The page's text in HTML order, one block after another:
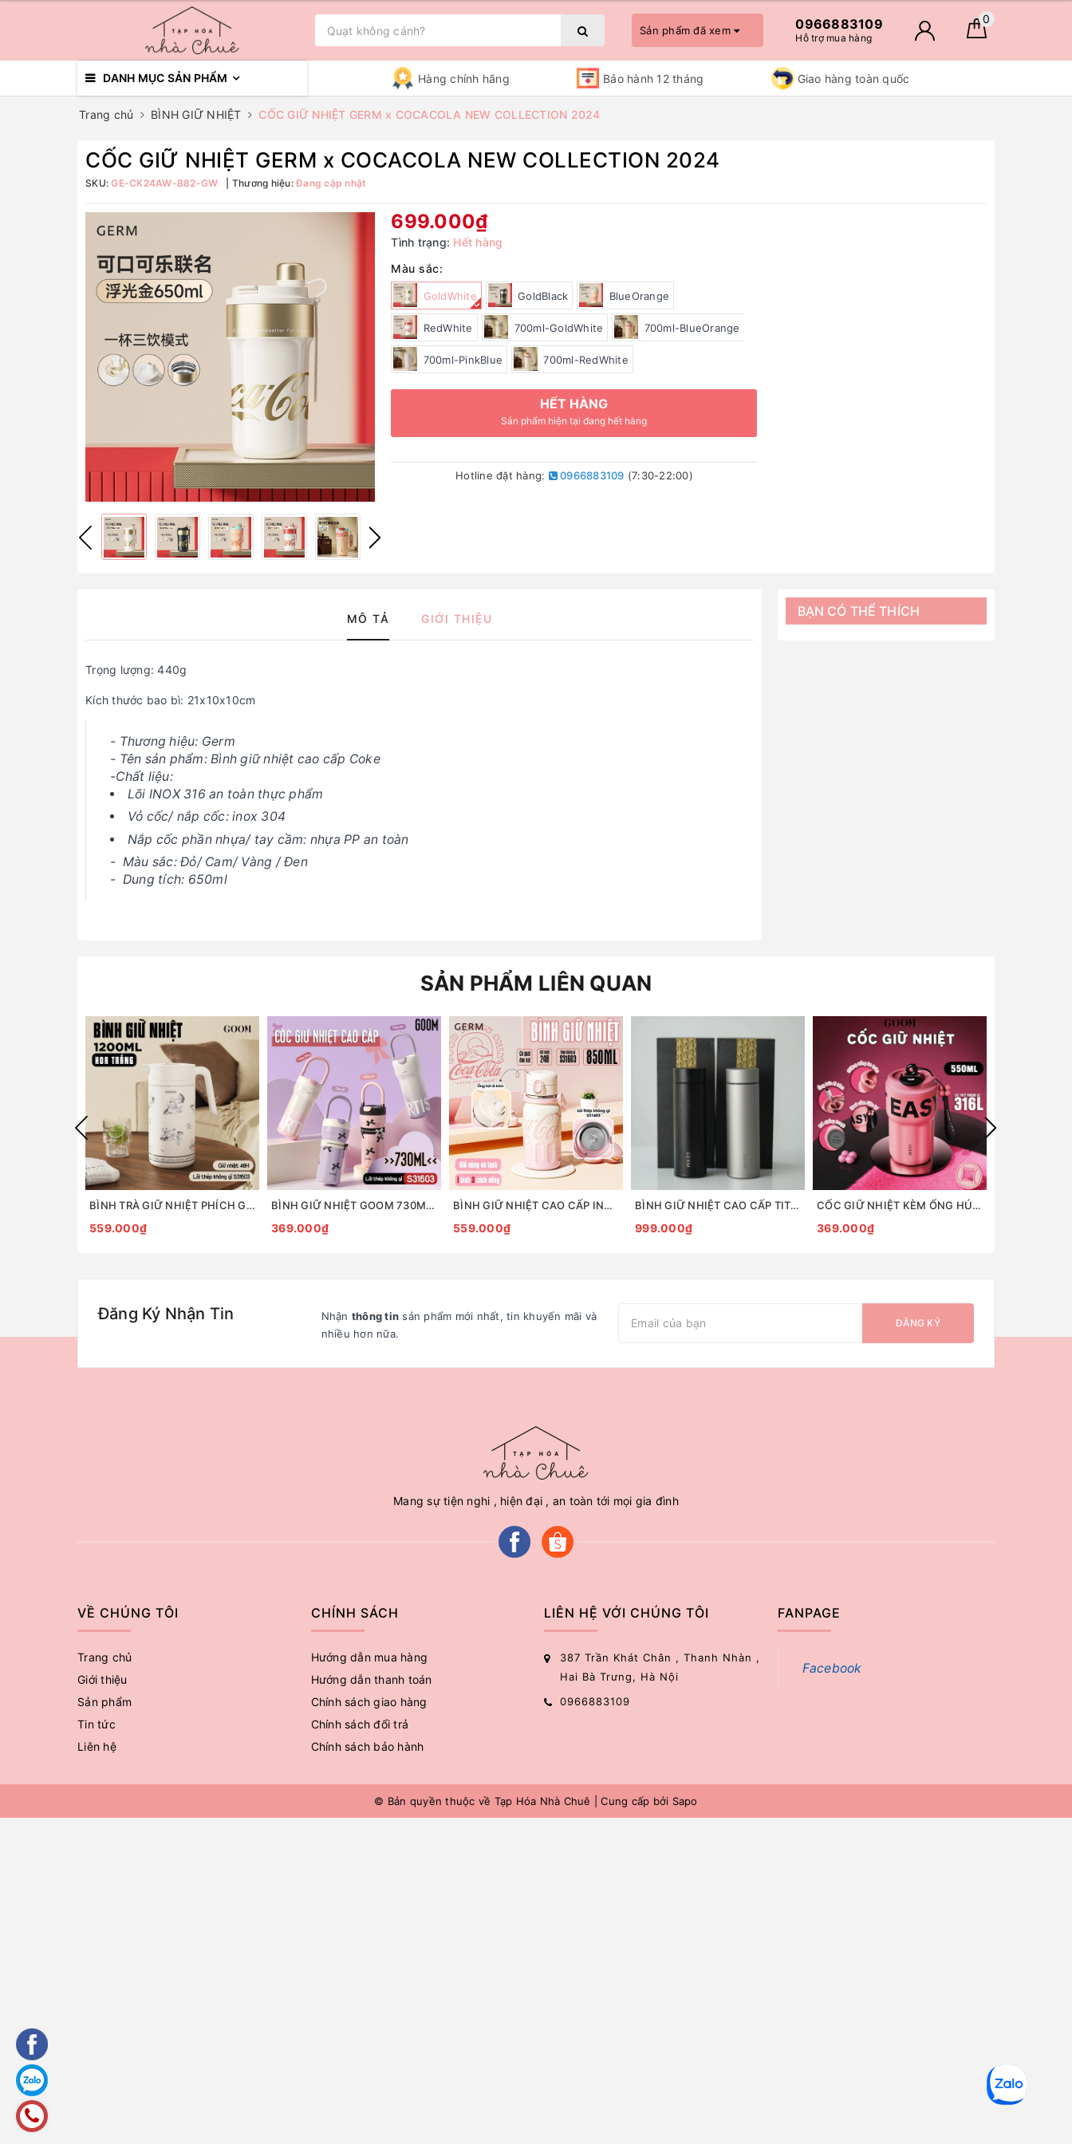
Sản phẩm đã xem 0966883109
Hỗ trợ mua hàng
0
DANH MỤC SẢN PHẨM Hàng chính hãng Bảo hành 12 tháng Giao hàng toàn quốc
Trang chủ BÌNH GIỮ NHIỆT CỐC GIỮ NHIỆT GERM x COCACOLA NEW COLLECTION 2024
CỐC GIỮ NHIỆT GERM x COCACOLA NEW COLLECTION 2024
SKU:GE-CK24AW-B82-GW Thương hiệu:Đang cập nhật
699.000₫
Tình trạng: Hết hàng
Màu sắc:
GoldWhite GoldBlack BlueOrange
RedWhite 700ml-GoldWhite 700ml-BlueOrange
700ml-PinkBlue 700ml-RedWhite
HẾT HÀNG
Sản phẩm hiện tại đang hết hàng
Hotline đặt hàng: 0966883109 (7:30-22:00)
MÔ TẢ GIỚI THIỆU
Trọng lượng: 440g
Kích thước bao bì: 21x10x10cm
- Thương hiệu: Germ
- Tên sản phẩm: Bình giữ nhiệt cao cấp Coke
-Chất liệu:
Lõi INOX 316 an toàn thực phẩm
Vỏ cốc/ nắp cốc: inox 304
Nắp cốc phần nhựa/ tay cầm: nhựa PP an toàn
- Màu sắc: Đỏ/ Cam/ Vàng / Đen
- Dung tích: 650ml
BẠN CÓ THỂ THÍCH
SẢN PHẨM LIÊN QUAN
BÌNH TRÀ GIỮ NHIỆT PHÍCH GIỮ NHIỆT 1.2L GOOM GARDEN
559.000₫
BÌNH GIỮ NHIỆT GOOM 730ML ARTIS QUAI XÁCH ĐÍNH NƠ DỄ THƯƠNG KHE UỐNG LỚN
369.000₫
BÌNH GIỮ NHIỆT CAO CẤP INOX316L GIỮ NHIỆT 24H CHÍNH HÃNG GERM x COCACOLA KÈM ỐNG HÚT HỘP NGÂM TRÀ 850ML
559.000₫
BÌNH GIỮ NHIỆT CAO CẤP TITANIUM 2 LỚP GERM
999.000₫
CỐC GIỮ NHIỆT KÈM ỐNG HÚT THÉP KHÔNG GỈ 316L CAO CẤP GOOM
369.000₫
Đăng Ký Nhận Tin Nhận thông tin sản phẩm mới nhất, tin khuyến mãi và
nhiều hơn nữa.
ĐĂNG KÝ
Mang sự tiện nghi , hiện đại , an toàn tới mọi gia đình
VỀ CHÚNG TÔI
Trang chủ
Giới thiệu
Sản phẩm
Tin tức
Liên hệ
CHÍNH SÁCH
Hướng dẫn mua hàng
Hướng dẫn thanh toán
Chính sách giao hàng
Chính sách đổi trả
Chính sách bảo hành
LIÊN HỆ VỚI CHÚNG TÔI
387 Trần Khát Chân , Thanh Nhàn ,
Hai Bà Trưng, Hà Nội
0966883109
FANPAGE
Facebook
© Bản quyền thuộc về Tạp Hóa Nhà Chuê Cung cấp bởi Sapo